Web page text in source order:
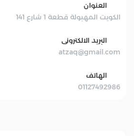
العنوان
الكويت المهبولة قطعة 1 شارع 141
البريد الالكترونى
atzaq@gmail.com
الهاتف
01127492986